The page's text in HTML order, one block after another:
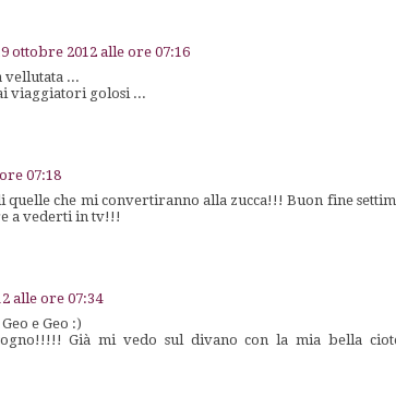
ottobre 2012 alle ore 07:16
vellutata ...
viaggiatori golosi ...
07:18
quelle che mi convertiranno alla zucca!!! Buon fine
a vederti in tv!!!
alle ore 07:34
e Geo :)
Già mi vedo sul divano con la mia bella